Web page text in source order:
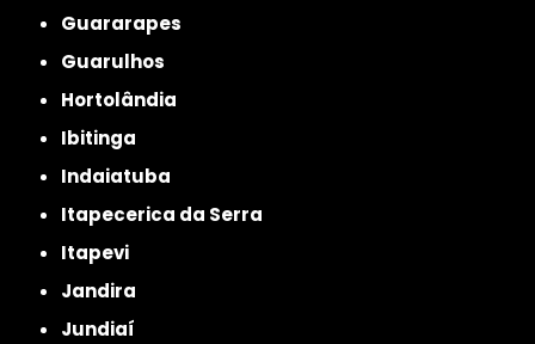
Guararapes
Guarulhos
Hortolândia
Ibitinga
Indaiatuba
Itapecerica da Serra
Itapevi
Jandira
Jundiaí